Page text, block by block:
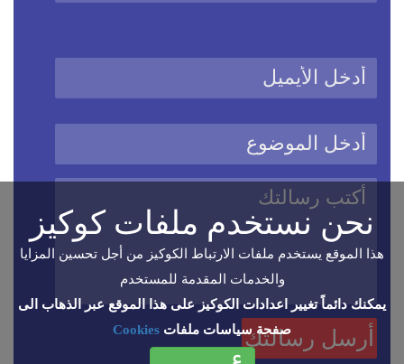
نحن نستخدم ملفات كوكيز
هذا الموقع يستخدم ملفات الارتباط الكوكيز من أجل تحسين المزايا
والخدمات المقدمة للمستخدم
يمكنك دائماً تغيير اعدادات الكوكيز على هذا الموقع عبر الذهاب الى
صفحة سياسات ملفات Cookies